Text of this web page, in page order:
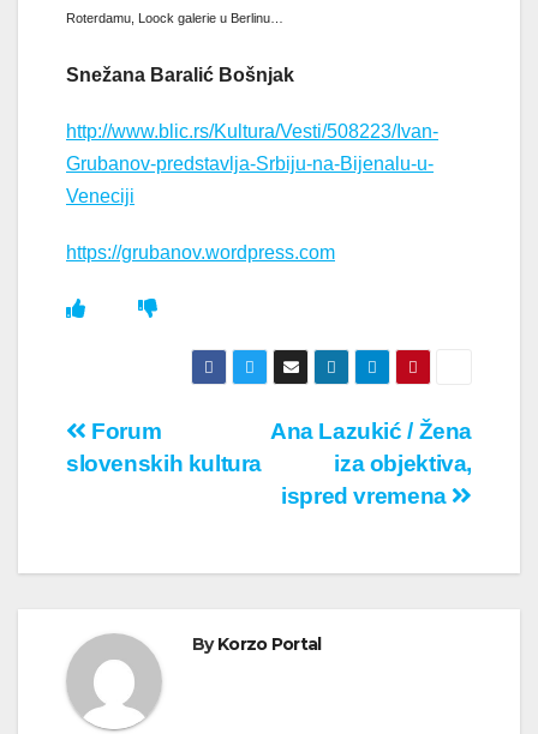
Roterdamu, Loock galerie u Berlinu…
Snežana Baralić Bošnjak
http://www.blic.rs/Kultura/Vesti/508223/Ivan-
Grubanov-predstavlja-Srbiju-na-Bijenalu-u-
Veneciji
https://grubanov.wordpress.com
Кретање
Ana Lazukić / Žena
iza objektiva,
ispred vremena
Forum
slovenskih kultura
ByKorzo Portal